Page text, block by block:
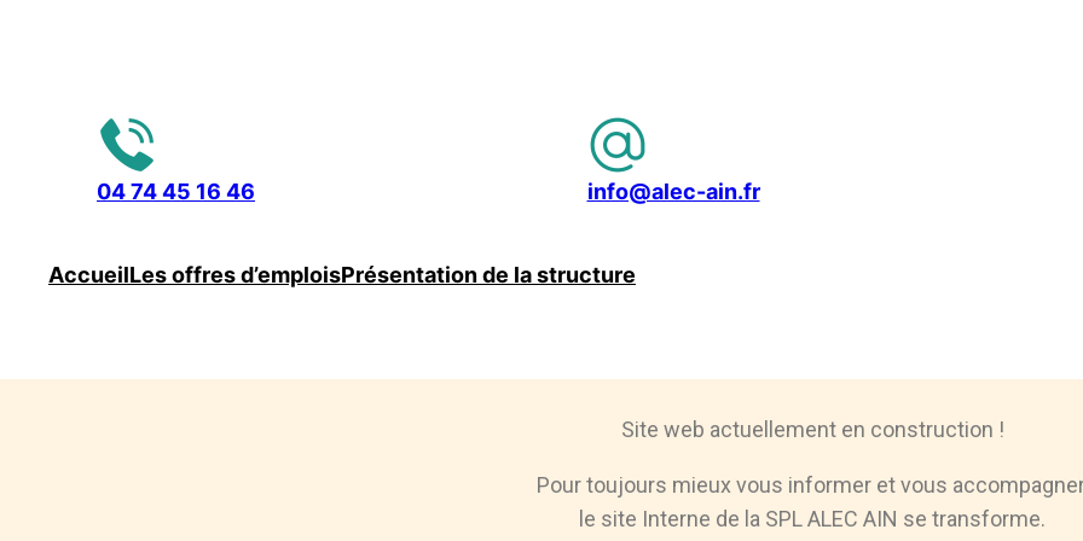
04 74 45 16 46 info@alec-ain.fr
AccueilLes offres d’emploisPrésentation de la structure
Site web actuellement en construction !
Pour toujours mieux vous informer et vous
le site Interne de la SPL ALEC AIN se transforme.